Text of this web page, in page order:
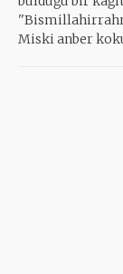
Miski anber